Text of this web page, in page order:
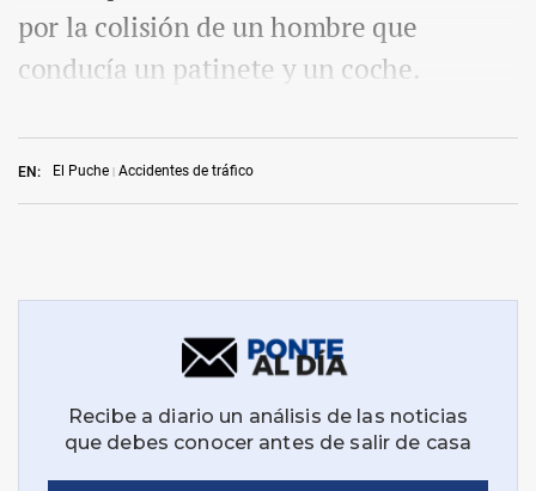
EN: El Puche Accidentes de tráfico
por la colisión de un hombre que
conducía un patinete y un coche.